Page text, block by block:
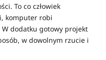
To co człowiek
komputer robi
W dodatku gotowy projekt
w dowolnym rzucie i